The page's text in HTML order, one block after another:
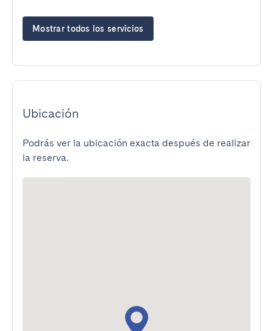
Mostrar todos los servicios
Ubicación
Podrás ver la ubicación exacta después de realizar
la reserva.